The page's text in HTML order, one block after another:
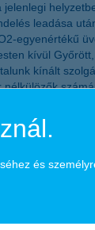
leadása
egyenértékű
kívül
kínált
változott: a
a
és